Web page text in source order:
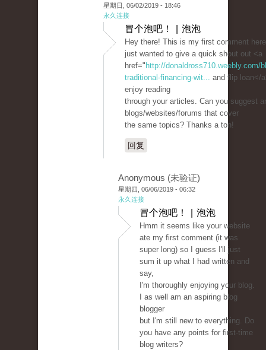
星期日, 06/02/2019 - 18:46
永久连接
冒个泡吧！ | 泡泡
Hey there! This is my first comment
just wanted to give a quick shout out <a
href=" http://donaldross710.weebly.com/
traditional-financing-wit... and flip loan</
enjoy reading
through your articles. Can you suggest
blogs/websites/forums that cover
the same topics? Thanks a ton!
回复
Anonymous (未验证)
星期四, 06/06/2019 - 06:32
永久连接
冒个泡吧！ | 泡泡
Hmm it seems like your website
ate my first comment (it was
super long) so I guess I'll just
sum it up what I had written and
say,
I'm thoroughly enjoying your blog.
I as well am an aspiring blog
blogger
but I'm still new to everything. Do
you have any points for first-time
blog writers?